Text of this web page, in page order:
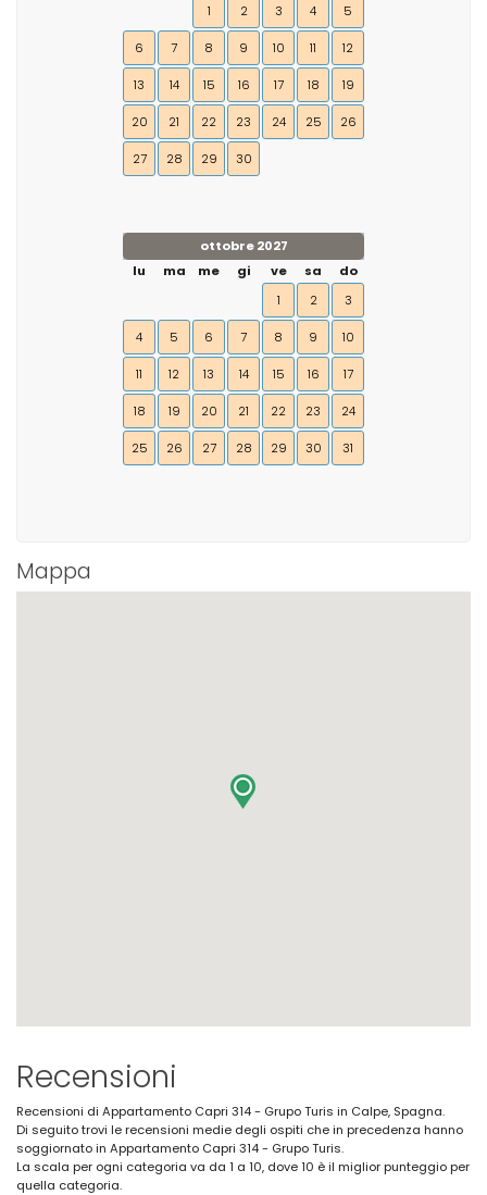
1
2 3 4 5
6 7 8 9 10 11 12
13 14 15 16 17 18 19
20 21 22 23 24 25 26
27 28 29 30
ottobre 2027
lu
ma me gi ve sa
do
1
2 3
4 5 6 7 8 9 10
11 12 13 14 15 16 17
18 19 20 21 22 23 24
25 26 27 28 29 30 31
Mappa
Recensioni
Recensioni di Appartamento Capri 314 - Grupo Turis in Calpe, Spagna.
Di seguito trovi le recensioni medie degli ospiti che in precedenza hanno
soggiornato in Appartamento Capri 314 - Grupo Turis.
La scala per ogni categoria va da 1 a 10, dove 10 è il miglior punteggio per
quella categoria.